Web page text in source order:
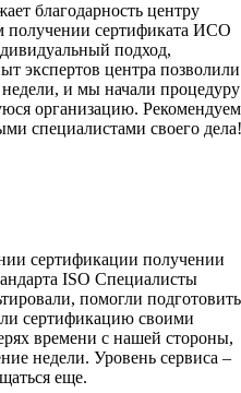
благодарность центру
получении сертификата ИСО
подход,
экспертов центра позволили
и мы начали процедуру
организацию. Рекомендуем
специалистами своего дела!
сертификации получении
ISO Специалисты
помогли подготовить
сертификацию своими
времени с нашей стороны,
недели. Уровень сервиса –
еще.